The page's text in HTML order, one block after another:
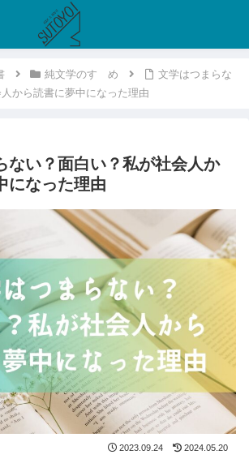
純文学のすゝめ
文学はつまらな
から読書に夢中になった理由
ない？面白い？私が社会人か
になった理由
2023.09.24 2024.05.20